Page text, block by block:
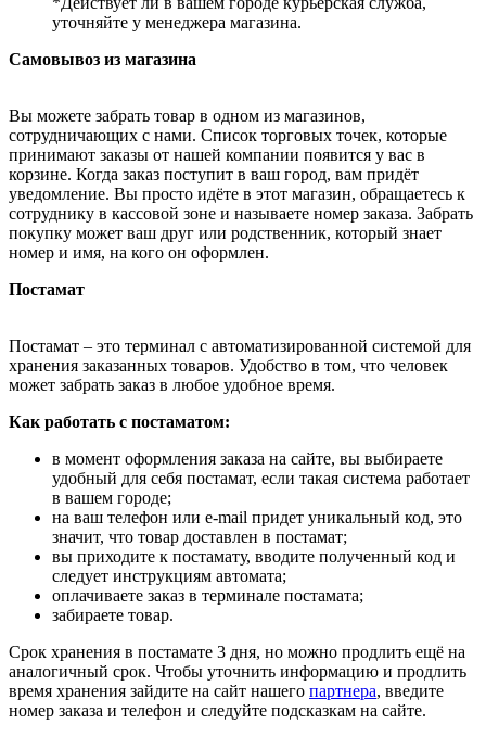
уточняйте у менеджера магазина.
Самовывоз из магазина
Вы можете забрать товар в одном из магазинов,
сотрудничающих с нами. Список торговых точек, которые
принимают заказы от нашей компании появится у вас в
корзине. Когда заказ поступит в ваш город, вам придёт
уведомление. Вы просто идёте в этот магазин, обращаетесь к
сотруднику в кассовой зоне и называете номер заказа. Забрать
покупку может ваш друг или родственник, который знает
номер и имя, на кого он оформлен.
Постамат
Постамат – это терминал с автоматизированной системой для
хранения заказанных товаров. Удобство в том, что человек
может забрать заказ в любое удобное время.
Как работать с постаматом:
в момент оформления заказа на сайте, вы выбираете
удобный для себя постамат, если такая система работает
в вашем городе;
на ваш телефон или e-mail придет уникальный код, это
значит, что товар доставлен в постамат;
вы приходите к постамату, вводите полученный код и
следует инструкциям автомата;
оплачиваете заказ в терминале постамата;
забираете товар.
Срок хранения в постамате 3 дня, но можно продлить ещё на
аналогичный срок. Чтобы уточнить информацию и продлить
время хранения зайдите на сайт нашего партнера, введите
номер заказа и телефон и следуйте подсказкам на сайте.